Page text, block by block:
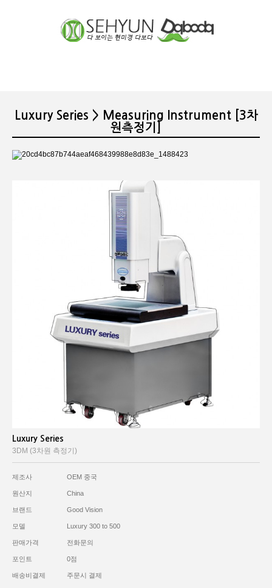
Luxury Series > Measuring Instrument [3차
원측정기]
Luxury Series
3DM (3차원 측정기)
제조사 OEM 중국
원산지 China
브랜드 Good Vision
모델 Luxury 300 to 500
판매가격 전화문의
포인트 0점
배송비결제 주문시 결제